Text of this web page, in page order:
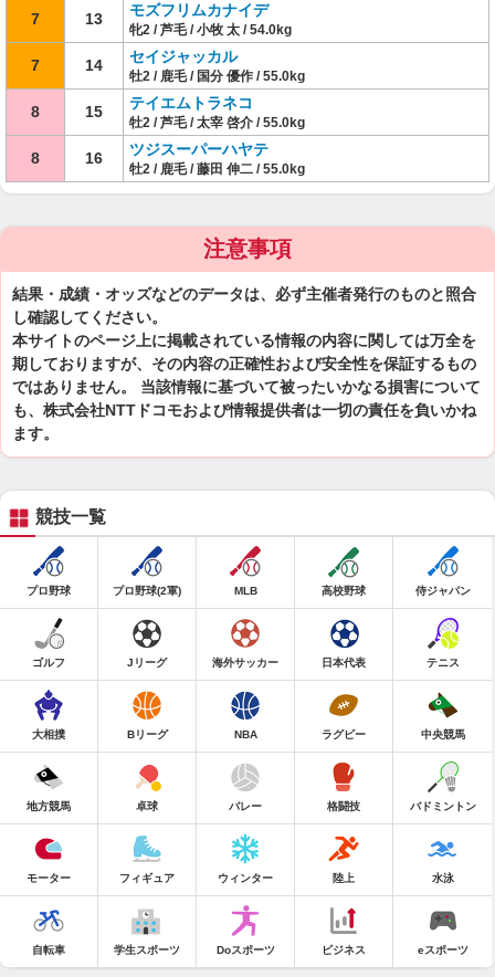
7 13 モズフリムカナイデ
牝2 / 芦毛 / 小牧 太 / 54.0kg
7 14 セイジャッカル
牡2 / 鹿毛 / 国分 優作 / 55.0kg
8 15 テイエムトラネコ
牡2 / 芦毛 / 太宰 啓介 / 55.0kg
8 16 ツジスーパーハヤテ
牡2 / 鹿毛 / 藤田 伸二 / 55.0kg
注意事項
結果・成績・オッズなどのデータは、必ず主催者発行のものと照合
し確認してください。
本サイトのページ上に掲載されている情報の内容に関しては万全を
期しておりますが、その内容の正確性および安全性を保証するもの
ではありません。 当該情報に基づいて被ったいかなる損害について
も、株式会社NTTドコモおよび情報提供者は一切の責任を負いかね
ます。
競技一覧
プロ野球 プロ野球(2軍) MLB 高校野球 侍ジャパン
ゴルフ Jリーグ 海外サッカー 日本代表 テニス
大相撲 Bリーグ NBA ラグビー 中央競馬
地方競馬 卓球 バレー 格闘技 バドミントン
モーター フィギュア ウィンター 陸上 水泳
自転車 学生スポーツ Doスポーツ ビジネス eスポーツ